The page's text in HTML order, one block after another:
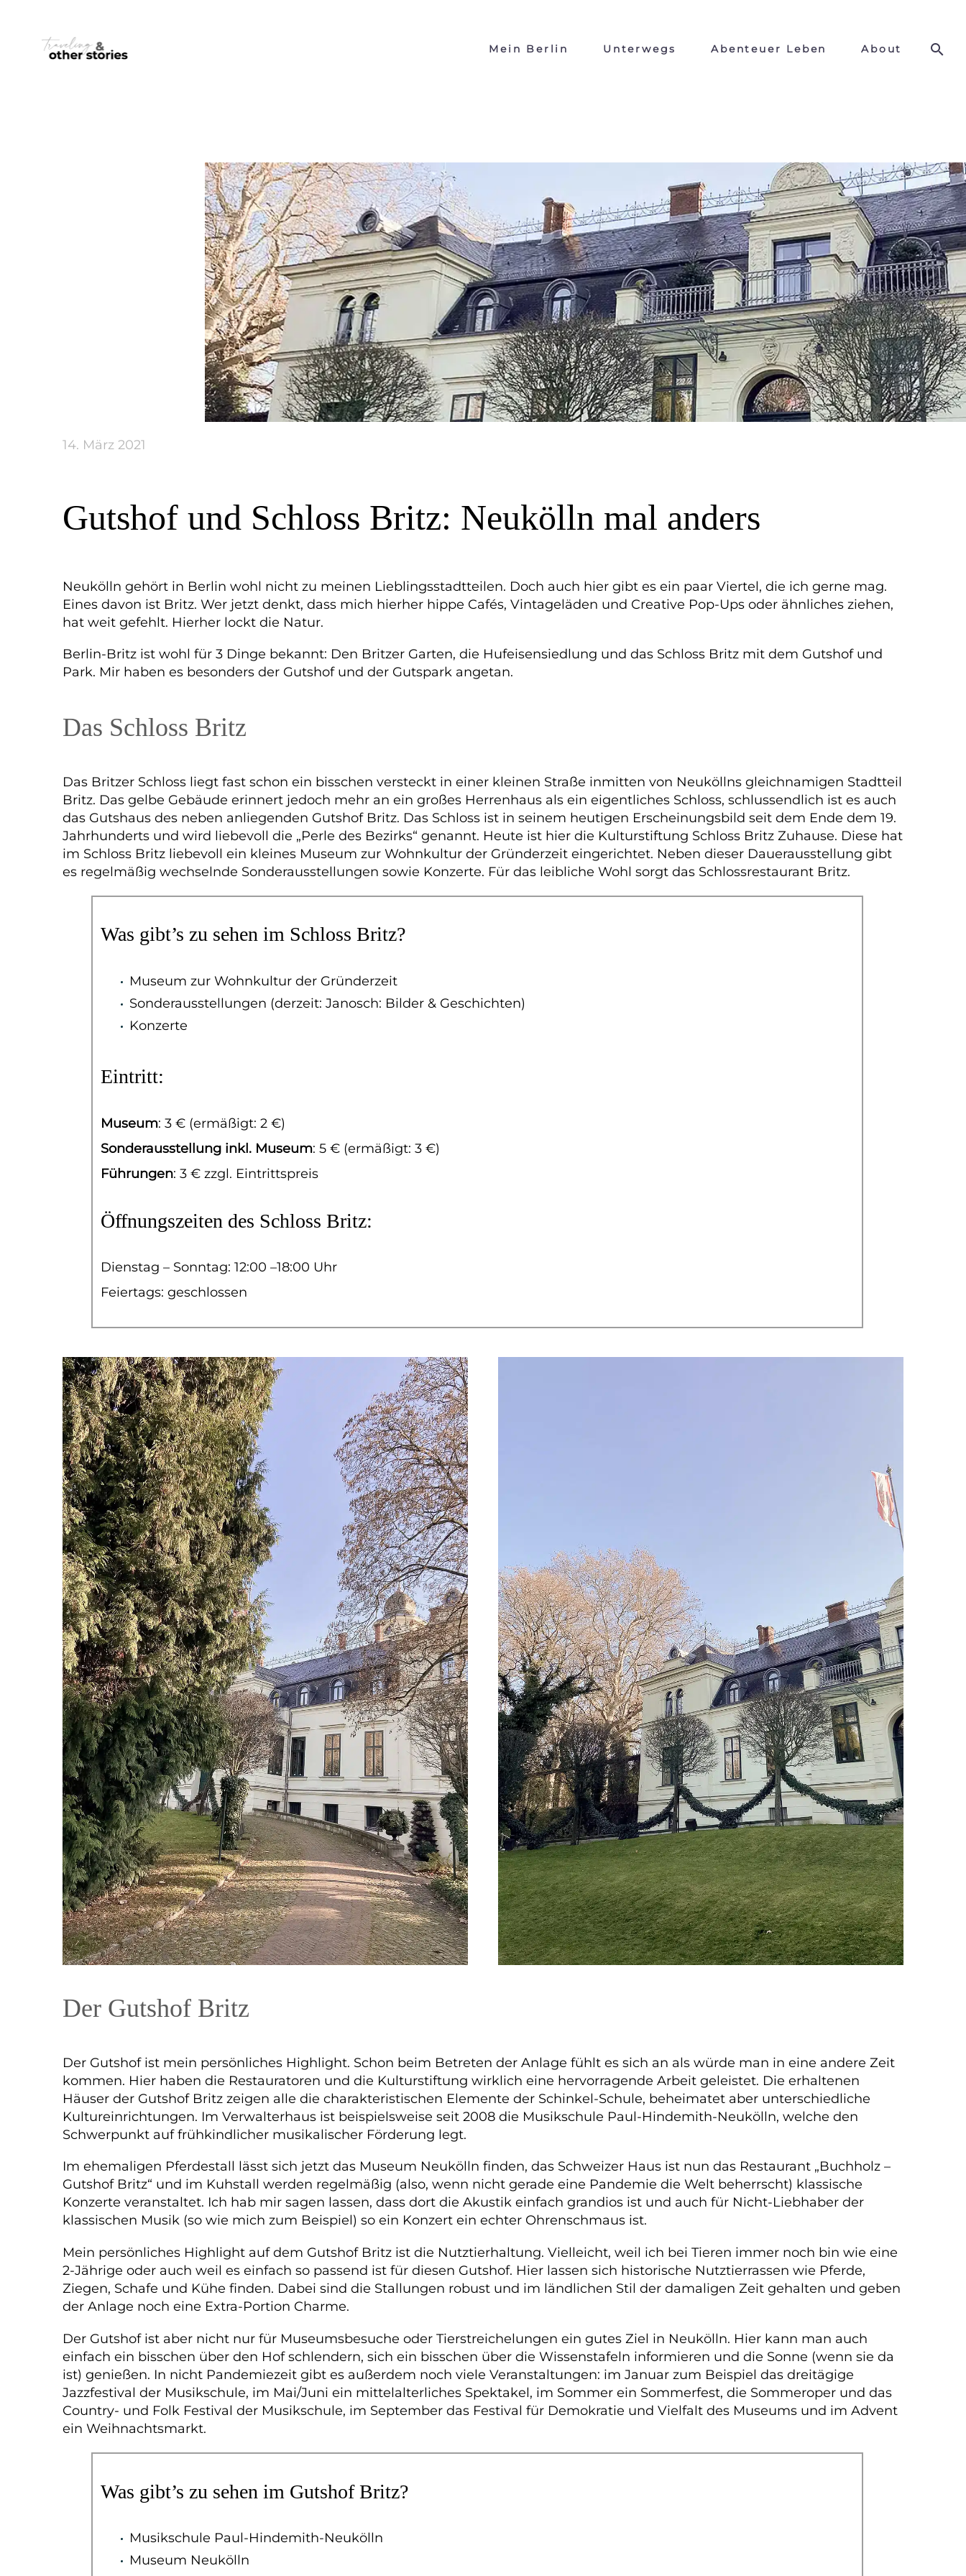
Mein Berlin Unterwegs Abenteuer Leben About
14. März 2021
Gutshof und Schloss Britz: Neukölln mal anders
Neukölln gehört in Berlin wohl nicht zu meinen Lieblingsstadtteilen. Doch auch hier gibt es ein paar Viertel, die ich gerne mag.
Eines davon ist Britz. Wer jetzt denkt, dass mich hierher hippe Cafés, Vintageläden und Creative Pop-Ups oder ähnliches ziehen,
hat weit gefehlt. Hierher lockt die Natur.
Berlin-Britz ist wohl für 3 Dinge bekannt: Den Britzer Garten, die Hufeisensiedlung und das Schloss Britz mit dem Gutshof und
Park. Mir haben es besonders der Gutshof und der Gutspark angetan.
Das Schloss Britz
Das Britzer Schloss liegt fast schon ein bisschen versteckt in einer kleinen Straße inmitten von Neuköllns gleichnamigen Stadtteil
Britz. Das gelbe Gebäude erinnert jedoch mehr an ein großes Herrenhaus als ein eigentliches Schloss, schlussendlich ist es auch
das Gutshaus des neben anliegenden Gutshof Britz. Das Schloss ist in seinem heutigen Erscheinungsbild seit dem Ende dem 19.
Jahrhunderts und wird liebevoll die „Perle des Bezirks“ genannt. Heute ist hier die Kulturstiftung Schloss Britz Zuhause. Diese hat
im Schloss Britz liebevoll ein kleines Museum zur Wohnkultur der Gründerzeit eingerichtet. Neben dieser Dauerausstellung gibt
es regelmäßig wechselnde Sonderausstellungen sowie Konzerte. Für das leibliche Wohl sorgt das Schlossrestaurant Britz.
Was gibt’s zu sehen im Schloss Britz?
Museum zur Wohnkultur der Gründerzeit
Sonderausstellungen (derzeit: Janosch: Bilder & Geschichten)
Konzerte
Eintritt:
Museum: 3 € (ermäßigt: 2 €)
Sonderausstellung inkl. Museum: 5 € (ermäßigt: 3 €)
Führungen: 3 € zzgl. Eintrittspreis
Öffnungszeiten des Schloss Britz:
Dienstag – Sonntag: 12:00 –18:00 Uhr
Feiertags: geschlossen
Der Gutshof Britz
Der Gutshof ist mein persönliches Highlight. Schon beim Betreten der Anlage fühlt es sich an als würde man in eine andere Zeit
kommen. Hier haben die Restauratoren und die Kulturstiftung wirklich eine hervorragende Arbeit geleistet. Die erhaltenen
Häuser der Gutshof Britz zeigen alle die charakteristischen Elemente der Schinkel-Schule, beheimatet aber unterschiedliche
Kultureinrichtungen. Im Verwalterhaus ist beispielsweise seit 2008 die Musikschule Paul-Hindemith-Neukölln, welche den
Schwerpunkt auf frühkindlicher musikalischer Förderung legt.
Im ehemaligen Pferdestall lässt sich jetzt das Museum Neukölln finden, das Schweizer Haus ist nun das Restaurant „Buchholz –
Gutshof Britz“ und im Kuhstall werden regelmäßig (also, wenn nicht gerade eine Pandemie die Welt beherrscht) klassische
Konzerte veranstaltet. Ich hab mir sagen lassen, dass dort die Akustik einfach grandios ist und auch für Nicht-Liebhaber der
klassischen Musik (so wie mich zum Beispiel) so ein Konzert ein echter Ohrenschmaus ist.
Mein persönliches Highlight auf dem Gutshof Britz ist die Nutztierhaltung. Vielleicht, weil ich bei Tieren immer noch bin wie eine
2-Jährige oder auch weil es einfach so passend ist für diesen Gutshof. Hier lassen sich historische Nutztierrassen wie Pferde,
Ziegen, Schafe und Kühe finden. Dabei sind die Stallungen robust und im ländlichen Stil der damaligen Zeit gehalten und geben
der Anlage noch eine Extra-Portion Charme.
Der Gutshof ist aber nicht nur für Museumsbesuche oder Tierstreichelungen ein gutes Ziel in Neukölln. Hier kann man auch
einfach ein bisschen über den Hof schlendern, sich ein bisschen über die Wissenstafeln informieren und die Sonne (wenn sie da
ist) genießen. In nicht Pandemiezeit gibt es außerdem noch viele Veranstaltungen: im Januar zum Beispiel das dreitägige
Jazzfestival der Musikschule, im Mai/Juni ein mittelalterliches Spektakel, im Sommer ein Sommerfest, die Sommeroper und das
Country- und Folk Festival der Musikschule, im September das Festival für Demokratie und Vielfalt des Museums und im Advent
ein Weihnachtsmarkt.
Was gibt’s zu sehen im Gutshof Britz?
Musikschule Paul-Hindemith-Neukölln
Museum Neukölln